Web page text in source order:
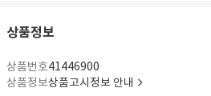
상품정보
상품번호41446900
상품정보상품고시정보 안내